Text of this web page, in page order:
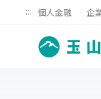
::: 個人金融 企